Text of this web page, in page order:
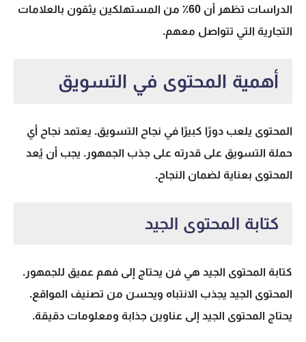
الدراسات تظهر أن 60٪
من المستهلكين يثقون بالعلامات
التجارية التي تتواصل معهم.
أهمية المحتوى في التسويق
المحتوى يلعب دورًا كبيرًا في نجاح التسويق. يعتمد نجاح أي
حملة التسويق على قدرته على جذب الجمهور. يجب أن يُعد
المحتوى بعناية لضمان النجاح.
كتابة المحتوى الجيد
كتابة المحتوى الجيد هي فن يحتاج إلى فهم عميق للجمهور.
المحتوى الجيد يجذب الانتباه ويحسن من تصنيف المواقع.
يحتاج المحتوى الجيد إلى عناوين جذابة ومعلومات دقيقة.